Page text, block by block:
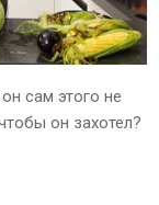
сам этого не
он захотел?